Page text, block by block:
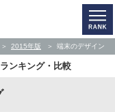
2015年版 端末のデザイン
ンキング・比較